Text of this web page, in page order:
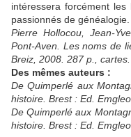
intéressera forcément
passionnés de généalogie.
Pierre Hollocou, Jean-
Pont-Aven. Les noms de
Breiz, 2008. 287 p., cartes.
Des mêmes auteurs :
De Quimperlé aux
histoire. Brest : Ed.
De Quimperlé aux
histoire. Brest : Ed.